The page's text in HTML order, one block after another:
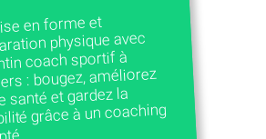
en forme et
physique avec
coach sportif à
: bougez, améliorez
santé et gardez la
grâce à un coaching